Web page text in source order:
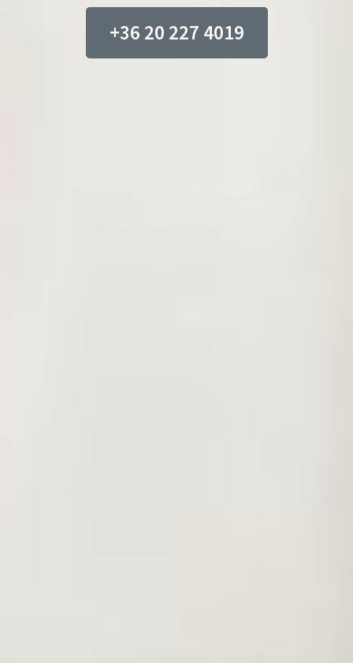
+36 20 227 4019